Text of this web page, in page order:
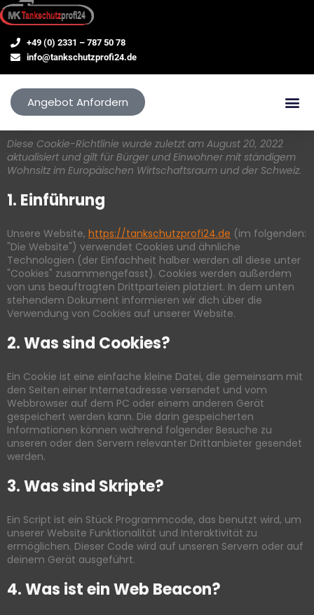
+49 (0) 2331 – 787 50 78
info@tankschutzprofi24.de
Angebot Anfordern
Diese Cookie-Richtlinie wurde zuletzt am August 20, 2022
aktualisiert und gilt für Bürger und Einwohner mit ständigem
Wohnsitz im Europäischen Wirtschaftsraum und der Schweiz.
1. Einführung
Unsere Website, https://tankschutzprofi24.de (im folgenden:
"Die Website") verwendet Cookies und ähnliche
Technologien (der Einfachheit halber werden all diese unter
"Cookies" zusammengefasst). Cookies werden außerdem
von uns beauftragten Drittparteien platziert. In dem unten
stehendem Dokument informieren wir dich über die
Verwendung von Cookies auf unserer Website.
2. Was sind Cookies?
Ein Cookie ist eine einfache kleine Datei, die gemeinsam mit
den Seiten einer Internetadresse versendet und vom
Webbrowser auf dem PC oder einem anderen Gerät
gespeichert werden kann. Die darin gespeicherten
Informationen können während folgender Besuche zu
unseren oder den Servern relevanter Drittanbieter gesendet
werden.
3. Was sind Skripte?
Ein Script ist ein Stück Programmcode, das benutzt wird, um
unserer Website Funktionalität und Interaktivität zu
ermöglichen. Dieser Code wird auf unseren Servern oder auf
deinem Gerät ausgeführt.
4. Was ist ein Web Beacon?